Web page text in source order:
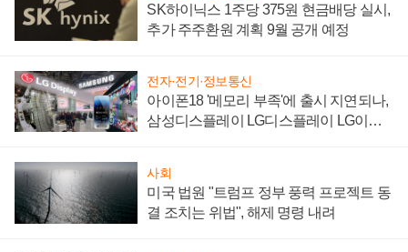
SK하이닉스 1주당 375원 현금배당 실시,
추가 주주환원 계획 9월 공개 예정
전자·전기·정보통신
아이폰18 '메모리 부족'에 출시 지연되나,
삼성디스플레이 LG디스플레이 LG이노
사회
미국 법원 "트럼프 정부 풍력 프로젝트 동
결 조치는 위법", 해제 명령 내려